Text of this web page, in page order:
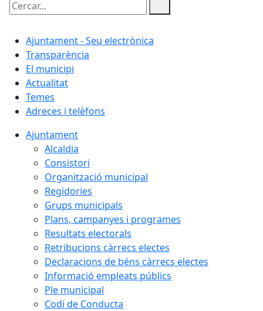
Cercar:
Ajuntament - Seu electrònica
Transparència
El municipi
Actualitat
Temes
Adreces i telèfons
Ajuntament
Alcaldia
Consistori
Organització municipal
Regidories
Grups municipals
Plans, campanyes i programes
Resultats electorals
Retribucions càrrecs electes
Declaracions de béns càrrecs electes
Informació empleats públics
Ple municipal
Codi de Conducta